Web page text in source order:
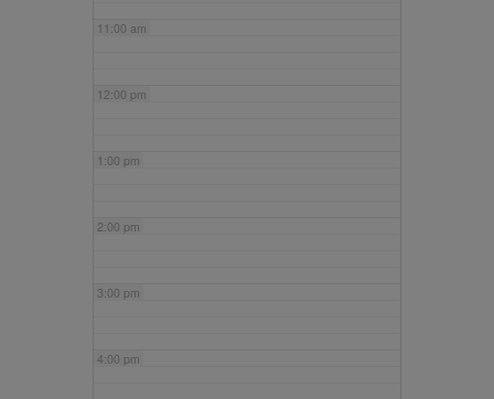
11:00 am
12:00 pm
1:00 pm
2:00 pm
3:00 pm
4:00 pm